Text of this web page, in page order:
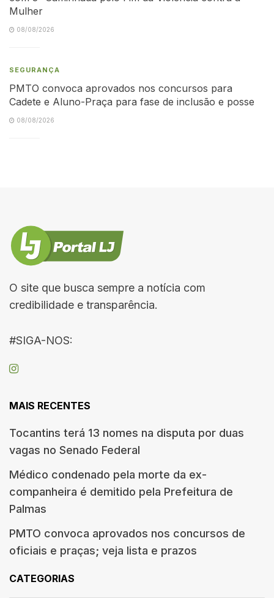
Mulher
08/08/2026
SEGURANÇA
PMTO convoca aprovados nos concursos para
Cadete e Aluno-Praça para fase de inclusão e posse
08/08/2026
O site que busca sempre a notícia com
credibilidade e transparência.
#SIGA-NOS:
MAIS RECENTES
Tocantins terá 13 nomes na disputa por duas
vagas no Senado Federal
Médico condenado pela morte da ex-
companheira é demitido pela Prefeitura de
Palmas
PMTO convoca aprovados nos concursos de
oficiais e praças; veja lista e prazos
CATEGORIAS